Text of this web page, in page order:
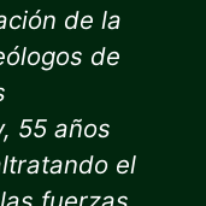
de la
de
55 años
el